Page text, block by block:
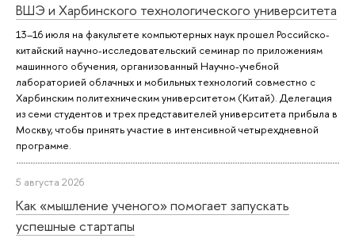
ВШЭ и Харбинского технологического университета
13–16 июля на факультете компьютерных наук прошел Российско-
китайский научно-исследовательский семинар по приложениям
машинного обучения, организованный Научно-учебной
лабораторией облачных и мобильных технологий совместно с
Харбинским политехническим университетом (Китай). Делегация
из семи студентов и трех представителей университета прибыла в
Москву, чтобы принять участие в интенсивной четырехдневной
программе.
5 августа 2026
Как «мышление ученого» помогает запускать
успешные стартапы